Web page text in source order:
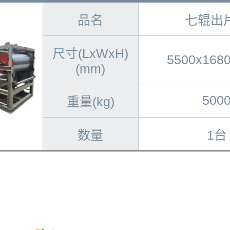
品名 七辊出
尺寸(LxWxH)
(mm)
重量(kg) 5000
数量 1台